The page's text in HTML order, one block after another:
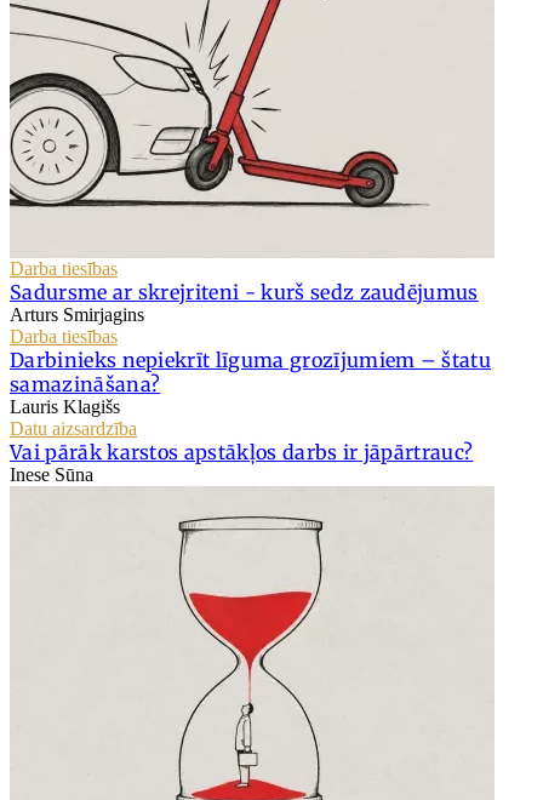
Darba tiesības
Sadursme ar skrejriteni - kurš sedz zaudējumus
Arturs Smirjagins
Darba tiesības
Darbinieks nepiekrīt līguma grozījumiem – štatu
samazināšana?
Lauris Klagišs
Datu aizsardzība
Vai pārāk karstos apstākļos darbs ir jāpārtrauc?
Inese Sūna